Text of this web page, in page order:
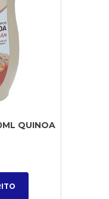
QUINOA